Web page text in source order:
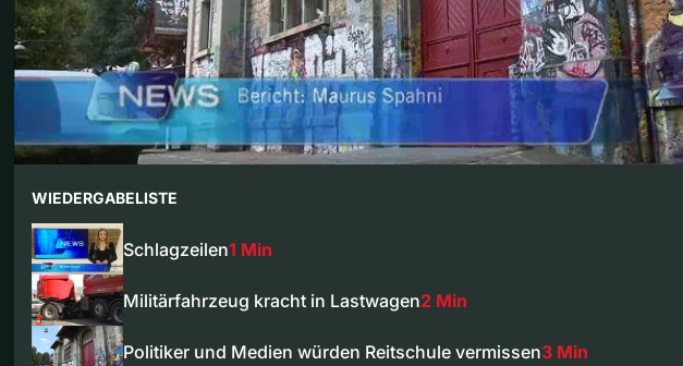
WIEDERGABELISTE
Schlagzeilen1 Min
Militärfahrzeug kracht in Lastwagen2 Min
Politiker und Medien würden Reitschule vermissen3 Min